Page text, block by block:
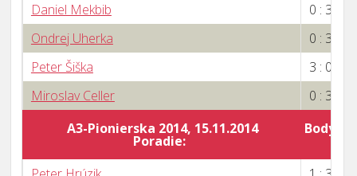
Daniel Mekbib
0 : 3
Ondrej Uherka
0 : 3
Peter Šiška
3 : 0
Miroslav Celler
0 : 3
A3-Pionierska 2014, 15.11.2014
Poradie:
Body